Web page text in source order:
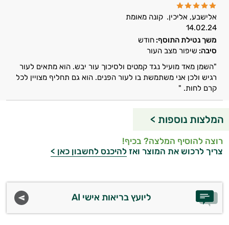
אלישבע, אליכין. קונה מאומת
14.02.24
משך נטילת התוסף: חודש
סיבה: שיפור מצב העור
"השמן מאד מועיל נגד קמטים ולסיכוך עור יבש. הוא מתאים לעור
רגיש ולכן אני משתמשת בו לעור הפנים. הוא גם תחליף מצויין לכל
קרם לחות. "
המלצות נוספות >
רוצה להוסיף המלצה? בכיף!
צריך לרכוש את המוצר ואז להיכנס לחשבון כאן >
ליועץ בריאות אישי AI